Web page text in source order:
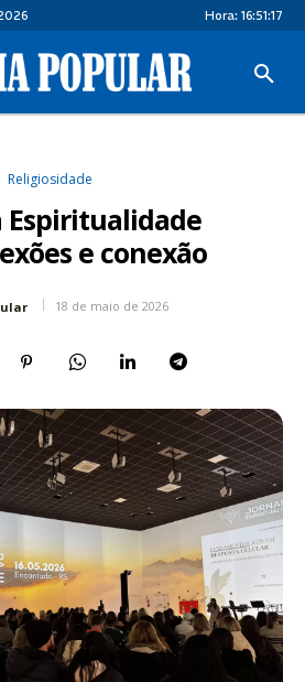
Hora: 16:51:18
Religiosidade
Espiritualidade
e conexão
18 de maio de 2026